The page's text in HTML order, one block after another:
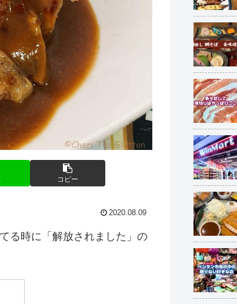
コピー
2020.08.09
る時に「解放されました」の